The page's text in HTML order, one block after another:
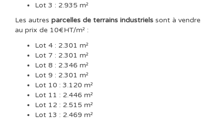
Lot 3 : 2.935 m²
Les autres parcelles de terrains industriels sont à vendre
au prix de 10€HT/m² :
Lot 4 : 2.301 m²
Lot 7 : 2.301 m²
Lot 8 : 2.346 m²
Lot 9 : 2.301 m²
Lot 10 : 3.120 m²
Lot 11 : 2.446 m²
Lot 12 : 2.515 m²
Lot 13 : 2.469 m²